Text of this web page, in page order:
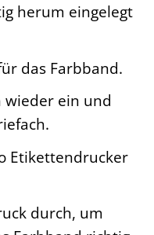
herum eingelegt
das Farbband.
wieder ein und
Etikettendrucker
durch, um